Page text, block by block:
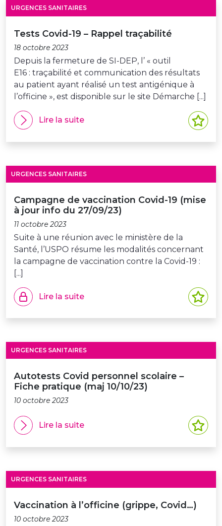
URGENCES SANITAIRES
Tests Covid-19 – Rappel traçabilité
18 octobre 2023
Depuis la fermeture de SI-DEP, l’ « outil
E16 : traçabilité et communication des résultats
au patient ayant réalisé un test antigénique à
l’officine », est disponible sur le site Démarche [...]
Lire la suite
URGENCES SANITAIRES
Campagne de vaccination Covid-19 (mise
à jour info du 27/09/23)
11 octobre 2023
Suite à une réunion avec le ministère de la
Santé, l’USPO résume les modalités concernant
la campagne de vaccination contre la Covid-19 :
[...]
Lire la suite
URGENCES SANITAIRES
Autotests Covid personnel scolaire –
Fiche pratique (maj 10/10/23)
10 octobre 2023
Lire la suite
URGENCES SANITAIRES
Vaccination à l’officine (grippe, Covid…)
10 octobre 2023